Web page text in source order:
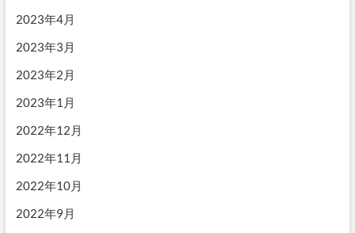
2023年4月
2023年3月
2023年2月
2023年1月
2022年12月
2022年11月
2022年10月
2022年9月